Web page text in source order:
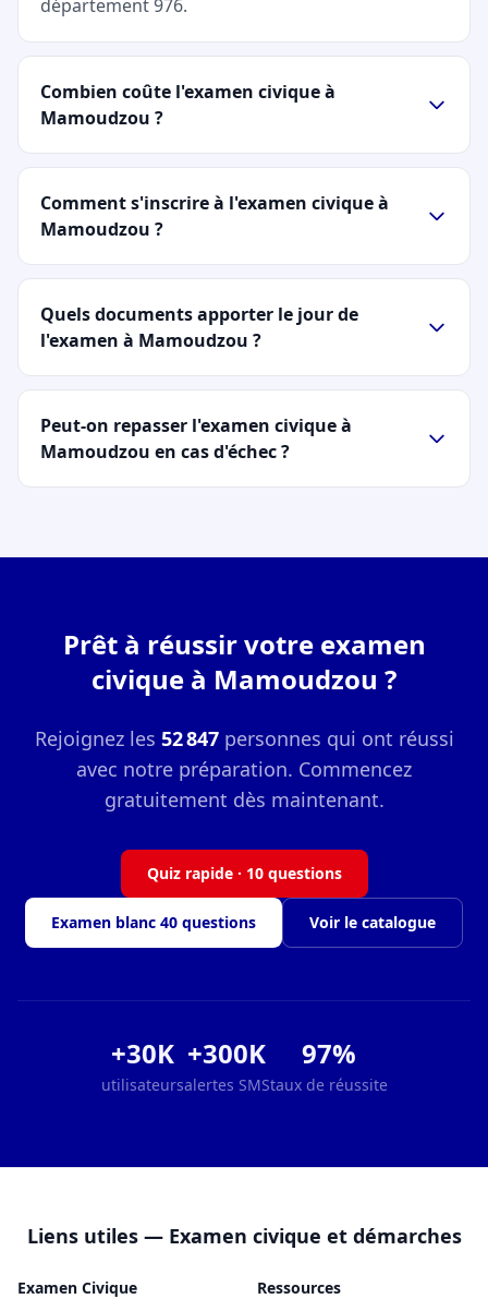
département 976.
Combien coûte l'examen civique à
Mamoudzou ?
Comment s'inscrire à l'examen civique à
Mamoudzou ?
Quels documents apporter le jour de
l'examen à Mamoudzou ?
Peut-on repasser l'examen civique à
Mamoudzou en cas d'échec ?
Prêt à réussir votre examen
civique à Mamoudzou ?
Rejoignez les 52 847personnes qui ont réussi
avec notre préparation. Commencez
gratuitement dès maintenant.
Quiz rapide · 10 questions
Examen blanc 40 questions Voir le catalogue
+30K
utilisateurs
+300K
alertes SMS
97%
taux de réussite
Liens utiles — Examen civique et démarches
Examen Civique
Ressources